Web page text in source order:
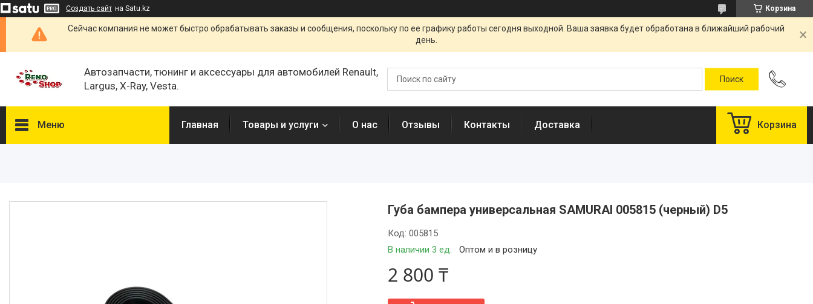
Создать сайт на Satu.kz Корзина
Сейчас компания не может быстро обрабатывать заказы и сообщения, поскольку по ее графику работы сегодня выходной. Ваша заявка будет обработана в ближайший рабочий
день.
Автозапчасти, тюнинг и аксессуары для автомобилей Renault,
Largus, X-Ray, Vesta.
Меню Главная Товары и услуги О нас Отзывы Контакты Доставка Корзина
Губа бампера универсальная SAMURAI 005815 (черный) D5
В наличии 3 ед. Оптом и в розницу
Код:005815
2 800 ₸